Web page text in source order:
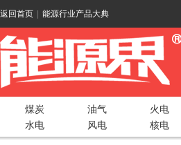
返回首页 能源行业产品大典
煤炭 油气 火电
水电
风电 核电